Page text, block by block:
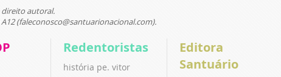
direito autoral.
(faleconosco@santuarionacional.com).
Redentoristas
história pe. vitor
Editora
Santuário